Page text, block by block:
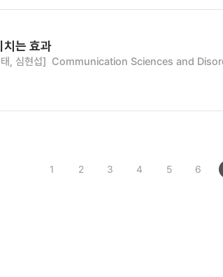
치는 효과
, 심현섭] Communication Sciences and
1 2 3 4 5 6